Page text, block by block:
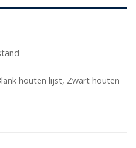
houten lijst, Zwart houten